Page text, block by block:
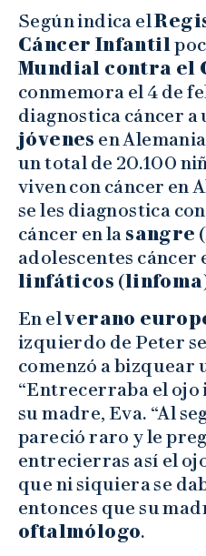
Según indica el
Cáncer Infantil
Mundial contra el
conmemora el 4 de
diagnostica cáncer a
jóvenes en
un total de 20.100
viven con cáncer en
se les diagnostica
cáncer en la sangre (
adolescentes cáncer
linfáticos (linfoma
En elverano
izquierdo de Peter
comenzó a bizquear
“Entrecerraba el ojo
su madre, Eva. “Al
pareció raro y le
entrecierras así el
que ni siquiera se
entonces que su
oftalmólogo.